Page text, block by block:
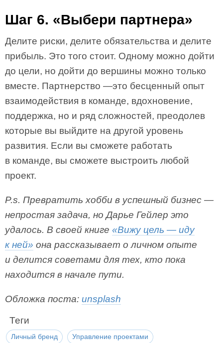
Шаг 6. «Выбери партнера»
Делите риски, делите обязательства и делите
прибыль. Это того стоит. Одному можно дойти
до цели, но дойти до вершины можно только
вместе. Партнерство —это бесценный опыт
взаимодействия в команде, вдохновение,
поддержка, но и ряд сложностей, преодолев
которые вы выйдите на другой уровень
развития. Если вы сможете работать
в команде, вы сможете выстроить любой
проект.
P.s. Превратить хобби в успешный бизнес —
непростая задача, но Дарье Гейлер это
удалось. В своей книге «Вижу цель — иду
к ней» она рассказывает о личном опыте
и делится советами для тех, кто пока
находится в начале пути.
Обложка поста: unsplash
Теги
Личный бренд Управление проектами